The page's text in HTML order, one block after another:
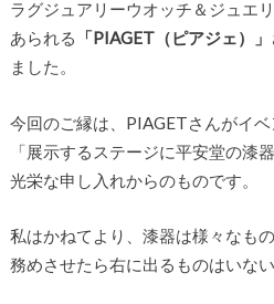
ラグジュアリーウオッチ＆ジュエ
あられる
「PIAGET（ピアジェ）」
ました。
今回のご縁は、PIAGETさんがイ
「展示するステージに平安堂の漆
光栄な申し入れからのものです。
私はかねてより、漆器は様々なも
務めさせたら右に出るものはいな